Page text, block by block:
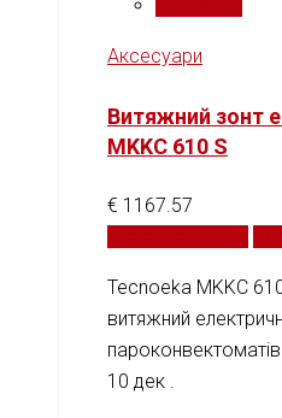
Аксесуари
Витяжний зонт
MKKC 610 S
€ 1167.57
Tecnoeka MKKC
витяжний
10 дек .